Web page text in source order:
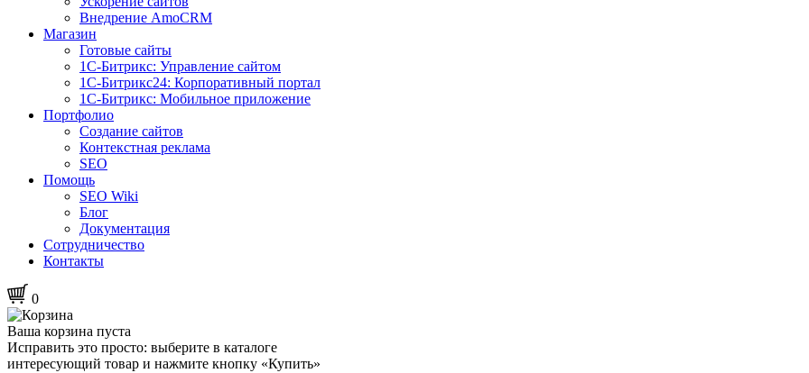
Внедрение AmoCRM
Магазин
Готовые сайты
1С-Битрикс: Управление сайтом
1С-Битрикс24: Корпоративный портал
1С-Битрикс: Мобильное приложение
Портфолио
Создание сайтов
Контекстная реклама
SEO
Помощь
SEO Wiki
Блог
Документация
Сотрудничество
Контакты
0
Ваша корзина пуста
Исправить это просто: выберите в каталоге
интересующий товар и нажмите кнопку «Купить»